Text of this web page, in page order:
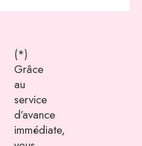
(*)
Grâce
au
service
d’avance
immédiate,